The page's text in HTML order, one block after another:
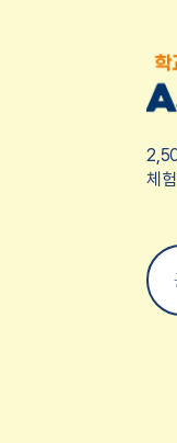
체